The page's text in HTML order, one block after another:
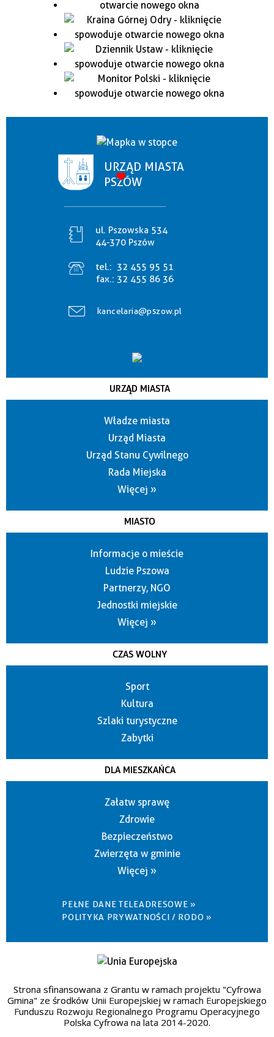
URZĄD MIASTA
PSZÓW
ul. Pszowska 534
44-370 Pszów
tel.: 32 455 95 51
fax.: 32 455 86 36
kancelaria@pszow.pl
URZĄD MIASTA
Władze miasta
Urząd Miasta
Urząd Stanu Cywilnego
Rada Miejska
Więcej »
MIASTO
Informacje o mieście
Ludzie Pszowa
Partnerzy, NGO
Jednostki miejskie
Więcej »
CZAS WOLNY
Sport
Kultura
Szlaki turystyczne
Zabytki
DLA MIESZKAŃCA
Załatw sprawę
Zdrowie
Bezpieczeństwo
Zwierzęta w gminie
Więcej »
PEŁNE DANE TELEADRESOWE »
POLITYKA PRYWATNOŚCI / RODO »
Strona sfinansowana z Grantu w ramach projektu "Cyfrowa
Gmina" ze środków Unii Europejskiej w ramach Europejskiego
Funduszu Rozwoju Regionalnego Programu Operacyjnego
Polska Cyfrowa na lata 2014-2020.